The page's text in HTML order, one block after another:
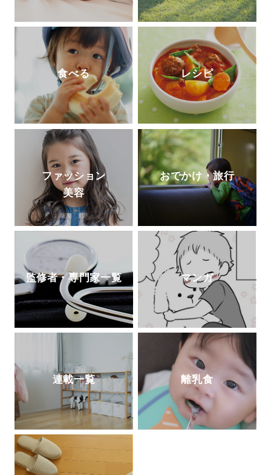
食べる レシピ
ファッション
美容
おでかけ・旅行
監修者・専門家一覧 マンガ
連載一覧 離乳食